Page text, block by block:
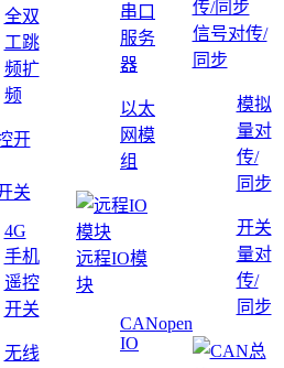
全双
工跳
频扩
频
关
4G
手机
遥控
开关
无线
串口
服务
器
以太
网模
组
远程IO模
块
CANopen
IO
信号对传/
同步
模拟
量对
传/
同步
开关
量对
传/
同步